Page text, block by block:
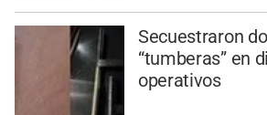
Secuestraron
“tumberas” en
operativos